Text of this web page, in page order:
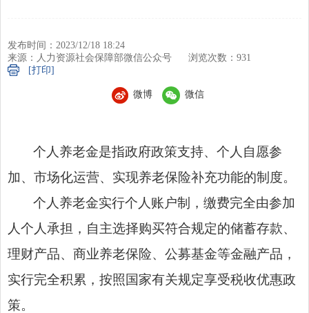
发布时间：2023/12/18 18:24
来源：人力资源社会保障部微信公众号
浏览次数： 931
[打印]
微博 微信
个人养老金是指政府政策支持、个人自愿参
加、市场化运营、实现养老保险补充功能的制度。
个人养老金实行个人账户制，缴费完全由参加
人个人承担，自主选择购买符合规定的储蓄存款、
理财产品、商业养老保险、公募基金等金融产品，
实行完全积累，按照国家有关规定享受税收优惠政
策。